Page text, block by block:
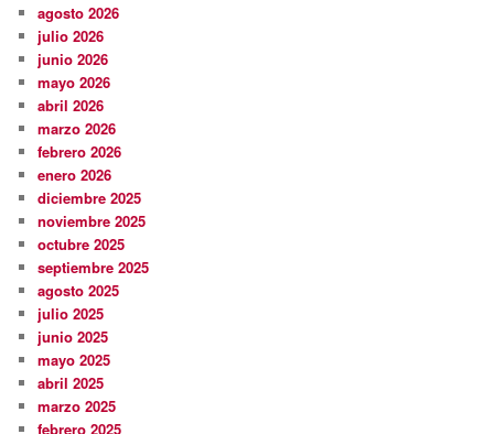
agosto 2026
julio 2026
junio 2026
mayo 2026
abril 2026
marzo 2026
febrero 2026
enero 2026
diciembre 2025
noviembre 2025
octubre 2025
septiembre 2025
agosto 2025
julio 2025
junio 2025
mayo 2025
abril 2025
marzo 2025
febrero 2025